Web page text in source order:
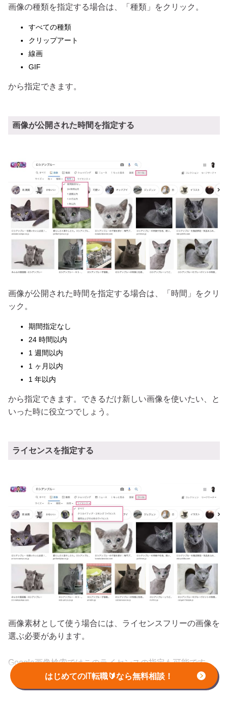
はじめてのIT転職🔰なら無料相談！
画像の種類を指定する場合は、「種類」をクリック。
すべての種類
クリップアート
線画
GIF
から指定できます。
画像が公開された時間を指定する
画像が公開された時間を指定する場合は、「時間」をクリ
ック。
期間指定なし
24 時間以内
1 週間以内
1 ヶ月以内
1 年以内
から指定できます。できるだけ新しい画像を使いたい、と
いった時に役立つでしょう。
ライセンスを指定する
画像素材として使う場合には、ライセンスフリーの画像を
選ぶ必要があります。
Google画像検索ではこのライセンスの指定も可能です。
ライセンスを指定する場合は、「ライセンス」をクリッ